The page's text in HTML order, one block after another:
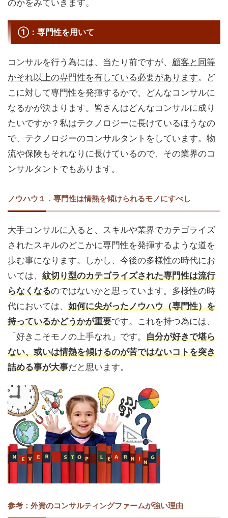
のかをみていきます。
①：専門性を用いて
コンサルを行う為には、当たり前ですが、 顧客と同等
かそれ以上の専門性を有している必要があります。ど
こに対して専門性を発揮するかで、どんなコンサルに
なるかが決まります。皆さんはどんなコンサルに成り
たいですか？私はテクノロジーに長けているほうなの
で、テクノロジーのコンサルタントをしています。物
流や保険もそれなりに長けているので、その業界のコ
ンサルタントでもあります。
ノウハウ１．専門性は情熱を傾けられるモノにすべし
大手コンサルに入ると、スキルや業界でカテゴライズ
されたスキルのどこかに専門性を発揮するような道を
歩む事になります。しかし、今後の多様性の時代にお
いては、 紋切り型のカテゴライズされた専門性は流行
らなくなるのではないかと思っています。多様性の時
代においては、 如何に尖がったノウハウ（専門性）を
持っているかどうかが重要です。これを持つ為には、
「好きこそモノの上手なれ」です。 自分が好きで堪ら
ない、或いは情熱を傾けるのが苦ではないコトを突き
詰める事が大事だと思います。
参考：外資のコンサルティングファームが強い理由